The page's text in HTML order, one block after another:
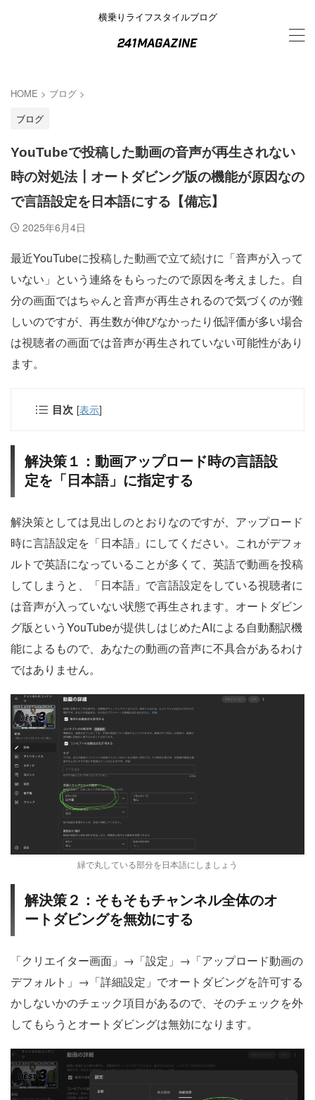
横乗りライフスタイルブログ
HOME > ブログ >
ブログ
YouTubeで投稿した動画の音声が再生されない
時の対処法┃オートダビング版の機能が原因なの
で言語設定を日本語にする【備忘】
2025年6月4日
最近YouTubeに投稿した動画で立て続けに「音声が入って
いない」という連絡をもらったので原因を考えました。自
分の画面ではちゃんと音声が再生されるので気づくのが難
しいのですが、再生数が伸びなかったり低評価が多い場合
は視聴者の画面では音声が再生されていない可能性があり
ます。
目次 [表示]
解決策１：動画アップロード時の言語設
定を「日本語」に指定する
解決策としては見出しのとおりなのですが、アップロード
時に言語設定を「日本語」にしてください。これがデフォ
ルトで英語になっていることが多くて、英語で動画を投稿
してしまうと、「日本語」で言語設定をしている視聴者に
は音声が入っていない状態で再生されます。オートダビン
グ版というYouTubeが提供しはじめたAIによる自動翻訳機
能によるもので、あなたの動画の音声に不具合があるわけ
ではありません。
緑で丸している部分を日本語にしましょう
解決策２：そもそもチャンネル全体のオ
ートダビングを無効にする
「クリエイター画面」→「設定」→「アップロード動画の
デフォルト」→「詳細設定」でオートダビングを許可する
かしないかのチェック項目があるので、そのチェックを外
してもらうとオートダビングは無効になります。